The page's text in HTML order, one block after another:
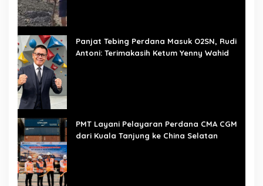
Panjat Tebing Perdana Masuk O2SN, Rudi
Antoni: Terimakasih Ketum Yenny Wahid
PMT Layani Pelayaran Perdana CMA CGM
dari Kuala Tanjung ke China Selatan